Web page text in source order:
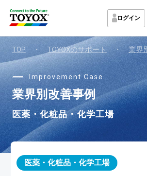
ログイン
TOP ・ TOYOXのサポート ・ 業界
Improvement Case
業界別改善事例
医薬・化粧品・化学工場
医薬・化粧品・化学工場